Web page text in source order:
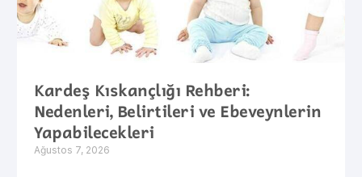
Kardeş Kıskançlığı Rehberi:
Nedenleri, Belirtileri ve Ebeveynlerin
Yapabilecekleri
Ağustos 7, 2026